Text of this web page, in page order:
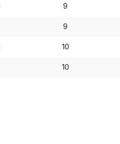
9
9
10
10